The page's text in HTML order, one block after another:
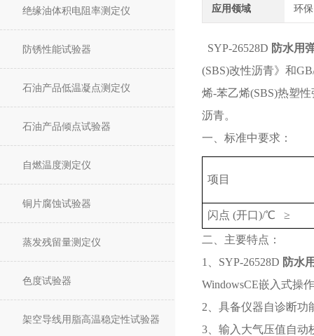
绝缘油体积电阻率测定仪
防锈性能试验器
石油产品低温凝点测定仪
石油产品倾点试验器
自燃温度测定仪
铜片腐蚀试验器
蒸发残留量测定仪
色度试验器
架空导线用脂高温稳定性试验器
应用领域 环
SYP-26528D 防水用
(SBS)改性沥青》和
烯-苯乙烯(SBS)热塑
沥青。
一、标准中要求：
项目
闪点 (开口)/℃ ≥
二、主要特点：
1、SYP-26528D 防水
WindowsCE嵌入式操
2、具备仪器自诊断功
3、输入大气压值自动